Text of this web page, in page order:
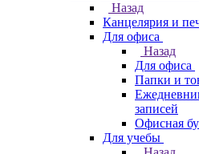
Назад
Канцелярия и
Для офиса
Назад
Для офиса
Папки и
записей
Офисная
Для учебы